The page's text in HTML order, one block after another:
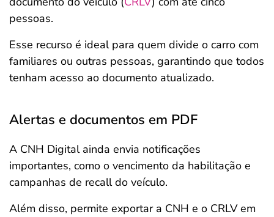
pessoas.
Esse recurso é ideal para quem divide o carro com
familiares ou outras pessoas, garantindo que todos
tenham acesso ao documento atualizado.
Alertas e documentos em PDF
A CNH Digital ainda envia notificações
importantes, como o vencimento da habilitação e
campanhas de recall do veículo.
Além disso, permite exportar a CNH e o CRLV em